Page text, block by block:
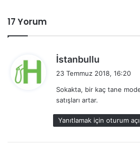
17 Yorum
İstanbullu
i
i
:
23 Temmuz 2018, 16:20
Sokakta, bir kaç tane
satışları artar.
Yanıtlamak için oturum